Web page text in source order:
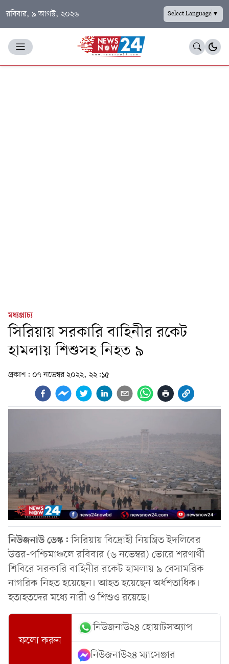
রবিবার, ৯ আগস্ট, ২০২৬ Select Language▼
মধ্যপ্রাচ্য
সিরিয়ায় সরকারি বাহিনীর রকেট
হামলায় শিশুসহ নিহত ৯
প্রকাশ: ০৭ নভেম্বর ২০২২, ২২:১৫
নিউজনাউ ডেস্ক:সিরিয়ায় বিদ্রোহী নিয়ন্ত্রিত ইদলিবের
উত্তর-পশ্চিমাঞ্চলে রবিবার (৬ নভেম্বর) ভোরে শরণার্থী
শিবিরে সরকারি বাহিনীর রকেট হামলায় ৯ বেসামরিক
নাগরিক নিহত হয়েছেন। আহত হয়েছেন অর্ধশতাধিক।
হতাহতদের মধ্যে নারী ও শিশুও রয়েছে।
ফলো করুন
নিউজনাউ২৪ হোয়াটসঅ্যাপ
নিউজনাউ২৪ ম্যাসেঞ্জার